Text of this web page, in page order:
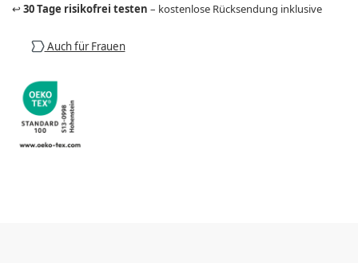
↩️ 30 Tage risikofrei testen – kostenlose Rücksendung inklusive
Auch für Frauen